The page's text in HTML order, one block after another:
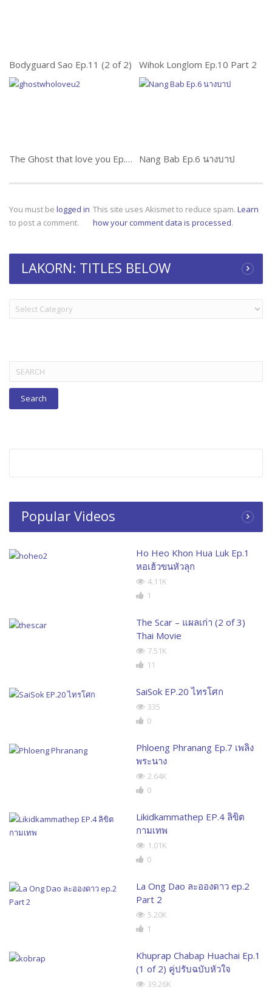
Bodyguard Sao Ep.11 (2 of 2) Wihok Longlom Ep.10 Part 2
The Ghost that love you Ep.14 (2 of 2) Nang Bab Ep.6 นางบาป
You must be logged in
to post a comment.
This site uses Akismet to reduce spam. Learn
how your comment data is processed.
LAKORN: TITLES BELOW
LAKORN:
TITLES
Search
for:
Popular Videos
Ho Heo Khon Hua Luk Ep.1
หอเฮ้วขนหัวลุก
4.11K
1
The Scar – แผลเก่า (2 of 3)
Thai Movie
7.51K
11
SaiSok EP.20 ไทรโศก
335
0
Phloeng Phranang Ep.7 เพลิง
พระนาง
2.64K
0
Likidkammathep EP.4 ลิขิต
กามเทพ
1.01K
0
La Ong Dao ละอองดาว ep.2
Part 2
5.20K
1
Khuprap Chabap Huachai Ep.1
(1 of 2) คู่ปรับฉบับหัวใจ
39.26K